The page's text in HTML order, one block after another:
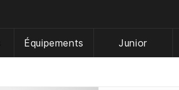
Équipements Junior